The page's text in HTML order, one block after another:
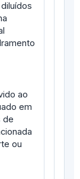
ao
em
de
ou